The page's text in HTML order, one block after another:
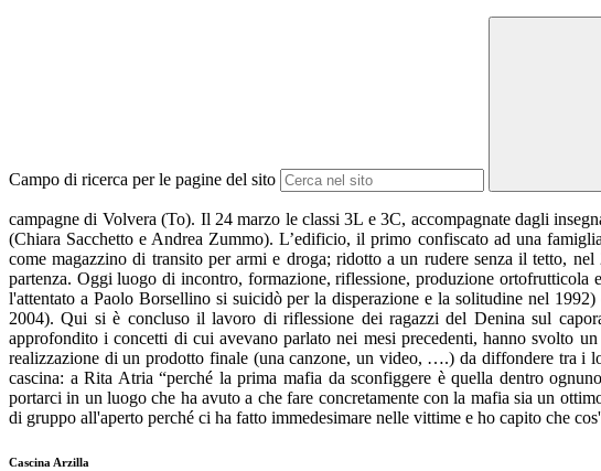
Campo di ricerca per le pagine del sito
campagne di Volvera (To). Il 24 marzo le classi 3L e 3C, accompagnate dagli
(Chiara Sacchetto e Andrea Zummo). L’edificio, il primo confiscato ad una
come magazzino di transito per armi e droga; ridotto a un rudere senza il tetto,
partenza. Oggi luogo di incontro, formazione, riflessione, produzione
l'attentato a Paolo Borsellino si suicidò per la disperazione e la solitudine nel
2004). Qui si è concluso il lavoro di riflessione dei ragazzi del Denina sul
approfondito i concetti di cui avevano parlato nei mesi precedenti, hanno svolto
realizzazione di un prodotto finale (una canzone, un video, ….) da diffondere tra i
cascina: a Rita Atria “perché la prima mafia da sconfiggere è quella dentro
portarci in un luogo che ha avuto a che fare concretamente con la mafia sia un
di gruppo all'aperto perché ci ha fatto immedesimare nelle vittime e ho capito che
Cascina Arzilla